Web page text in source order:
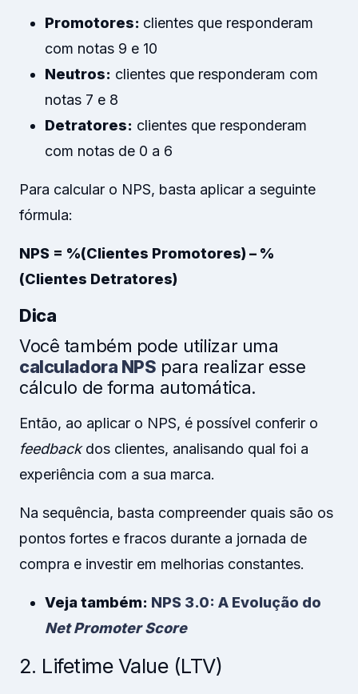
Promotores: clientes que responderam
com notas 9 e 10
Neutros: clientes que responderam com
notas 7 e 8
Detratores: clientes que responderam
com notas de 0 a 6
Para calcular o NPS, basta aplicar a seguinte
fórmula:
NPS = %(Clientes Promotores) – %
(Clientes Detratores)
Dica
Você também pode utilizar uma
calculadora NPS para realizar esse
cálculo de forma automática.
Então, ao aplicar o NPS, é possível conferir o
feedbackdos clientes, analisando qual foi a
experiência com a sua marca.
Na sequência, basta compreender quais são os
pontos fortes e fracos durante a jornada de
compra e investir em melhorias constantes.
Veja também: NPS 3.0: A Evolução do
Net Promoter Score
2. Lifetime Value (LTV)